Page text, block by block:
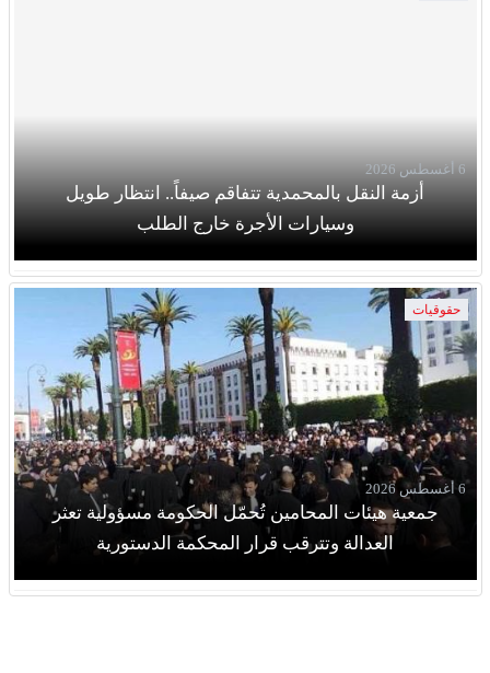
أزمة النقل بالمحمدية تتفاقم صيفاً.. انتظار طويل
وسيارات الأجرة خارج الطلب
6 أغسطس 2026
حقوقيات
جمعية هيئات المحامين تُحمّل الحكومة مسؤولية تعثر
العدالة وتترقب قرار المحكمة الدستورية
6 أغسطس 2026